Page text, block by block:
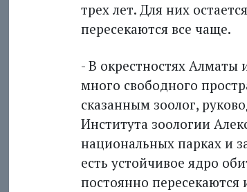
трех лет. Для них
пересекаются все чаще.
- В окрестностях Алматы
много свободного
сказанным зоолог,
Института зоологии
национальных парках и
есть устойчивое ядро
постоянно пересекаются